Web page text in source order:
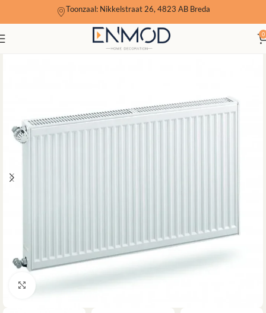
Toonzaal: Nikkelstraat 26, 4823 AB Breda
0
Klik om te vergroten